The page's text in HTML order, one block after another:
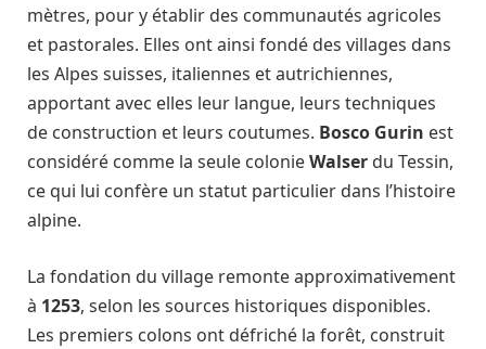
mètres, pour y établir des communautés agricoles
et pastorales. Elles ont ainsi fondé des villages dans
les Alpes suisses, italiennes et autrichiennes,
apportant avec elles leur langue, leurs techniques
de construction et leurs coutumes. Bosco Gurin est
considéré comme la seule colonieWalser du Tessin,
ce qui lui confère un statut particulier dans l’histoire
alpine.
La fondation du village remonte approximativement
à 1253, selon les sources historiques disponibles.
Les premiers colons ont défriché la forêt, construit